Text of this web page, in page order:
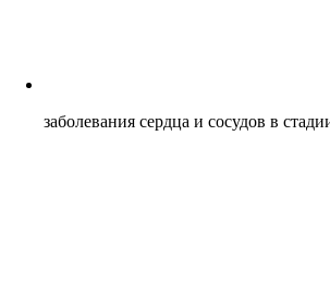
заболевания сердца и сосудов в